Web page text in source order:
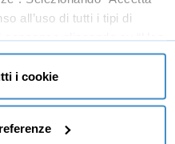
all’uso di tutti i tipi di
cliccando su “Usa
attivati i soli cookie
del sito.
i cookie